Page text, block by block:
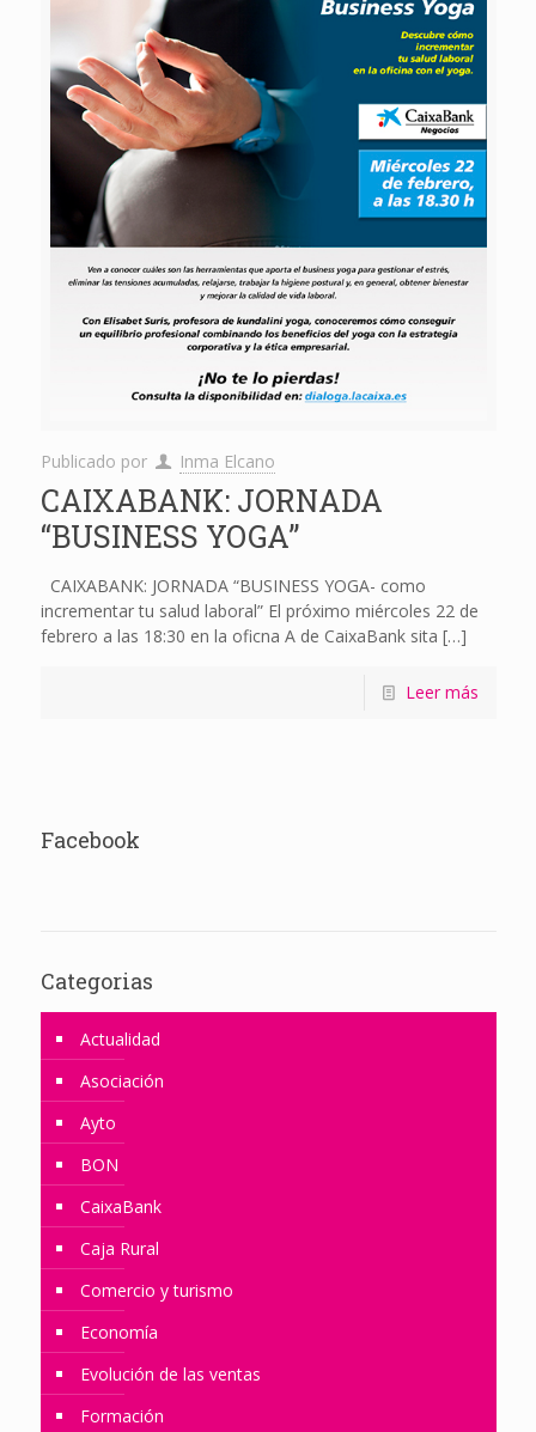
Publicado por Inma Elcano
CAIXABANK: JORNADA
“BUSINESS YOGA”
CAIXABANK: JORNADA “BUSINESS YOGA- como
incrementar tu salud laboral” El próximo miércoles 22 de
febrero a las 18:30 en la oficna A de CaixaBank sita […]
Leer más
Facebook
Categorias
Actualidad
Asociación
Ayto
BON
CaixaBank
Caja Rural
Comercio y turismo
Economía
Evolución de las ventas
Formación